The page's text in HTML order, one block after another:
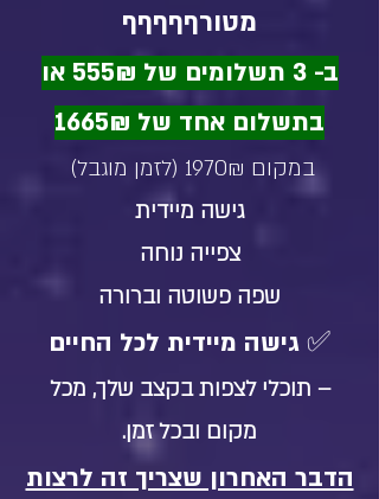
מטורףףףףף
ב- 3 תשלומים של 555₪ או
בתשלום אחד של 1665₪
במקום 1970₪ (לזמן מוגבל)
גישה מיידית
צפייה נוחה
שפה פשוטה וברורה
✅ גישה מיידית לכל החיים
– תוכלי לצפות בקצב שלך, מכל
מקום ובכל זמן.
הדבר האחרון שצריך זה לרצות